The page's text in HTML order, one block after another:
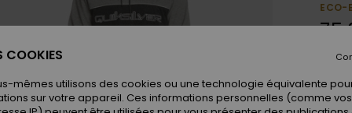
ECO-
COOKIES
mêmes utilisons des cookies ou une technologie équivalente
sur votre appareil. Ces informations personnelles (comme